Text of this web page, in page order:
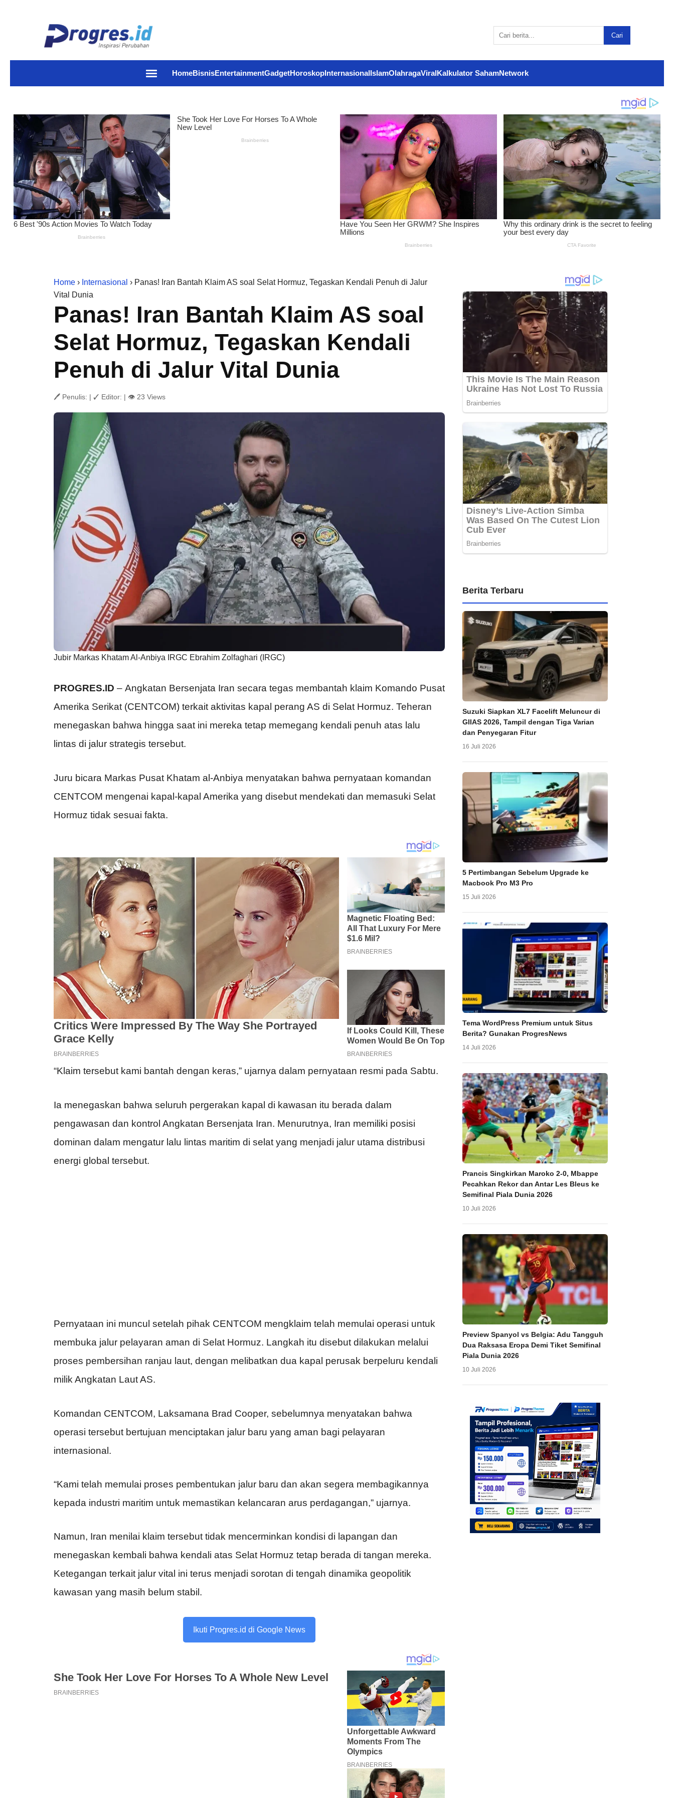
Cari
HomeBisnisEntertainmentGadgetHoroskopInternasionalIslamOlahragaViralKalkulator SahamNetwork
Home › Internasional › Panas! Iran Bantah Klaim AS soal Selat Hormuz, Tegaskan Kendali Penuh di Jalur
Vital Dunia
Panas! Iran Bantah Klaim AS soal
Selat Hormuz, Tegaskan Kendali
Penuh di Jalur Vital Dunia
🖊 Penulis: | ✓ Editor: | 👁 23 Views
Jubir Markas Khatam Al-Anbiya IRGC Ebrahim Zolfaghari (IRGC)
PROGRES.ID – Angkatan Bersenjata Iran secara tegas membantah klaim Komando Pusat
Amerika Serikat (CENTCOM) terkait aktivitas kapal perang AS di Selat Hormuz. Teheran
menegaskan bahwa hingga saat ini mereka tetap memegang kendali penuh atas lalu
lintas di jalur strategis tersebut.
Juru bicara Markas Pusat Khatam al-Anbiya menyatakan bahwa pernyataan komandan
CENTCOM mengenai kapal-kapal Amerika yang disebut mendekati dan memasuki Selat
Hormuz tidak sesuai fakta.
“Klaim tersebut kami bantah dengan keras,” ujarnya dalam pernyataan resmi pada Sabtu.
Ia menegaskan bahwa seluruh pergerakan kapal di kawasan itu berada dalam
pengawasan dan kontrol Angkatan Bersenjata Iran. Menurutnya, Iran memiliki posisi
dominan dalam mengatur lalu lintas maritim di selat yang menjadi jalur utama distribusi
energi global tersebut.
Pernyataan ini muncul setelah pihak CENTCOM mengklaim telah memulai operasi untuk
membuka jalur pelayaran aman di Selat Hormuz. Langkah itu disebut dilakukan melalui
proses pembersihan ranjau laut, dengan melibatkan dua kapal perusak berpeluru kendali
milik Angkatan Laut AS.
Komandan CENTCOM, Laksamana Brad Cooper, sebelumnya menyatakan bahwa
operasi tersebut bertujuan menciptakan jalur baru yang aman bagi pelayaran
internasional.
“Kami telah memulai proses pembentukan jalur baru dan akan segera membagikannya
kepada industri maritim untuk memastikan kelancaran arus perdagangan,” ujarnya.
Namun, Iran menilai klaim tersebut tidak mencerminkan kondisi di lapangan dan
menegaskan kembali bahwa kendali atas Selat Hormuz tetap berada di tangan mereka.
Ketegangan terkait jalur vital ini terus menjadi sorotan di tengah dinamika geopolitik
kawasan yang masih belum stabil.
Ikuti Progres.id di Google News
Berita Terbaru
Suzuki Siapkan XL7 Facelift Meluncur di
GIIAS 2026, Tampil dengan Tiga Varian
dan Penyegaran Fitur
16 Juli 2026
5 Pertimbangan Sebelum Upgrade ke
Macbook Pro M3 Pro
15 Juli 2026
Tema WordPress Premium untuk Situs
Berita? Gunakan ProgresNews
14 Juli 2026
Prancis Singkirkan Maroko 2-0, Mbappe
Pecahkan Rekor dan Antar Les Bleus ke
Semifinal Piala Dunia 2026
10 Juli 2026
Preview Spanyol vs Belgia: Adu Tangguh
Dua Raksasa Eropa Demi Tiket Semifinal
Piala Dunia 2026
10 Juli 2026